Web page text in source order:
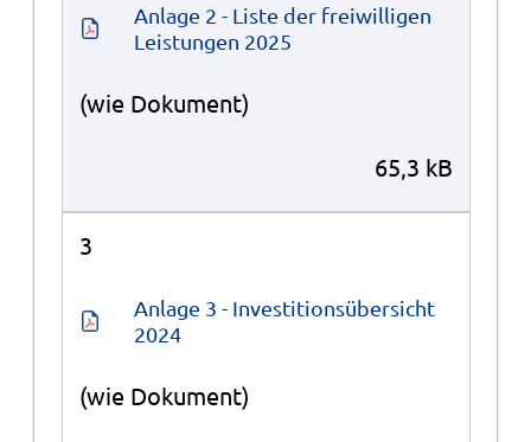
Anlage 2 - Liste der freiwilligen
Leistungen 2025
(wie Dokument)
65,3 kB
3
Anlage 3 - Investitionsübersicht
2024
(wie Dokument)